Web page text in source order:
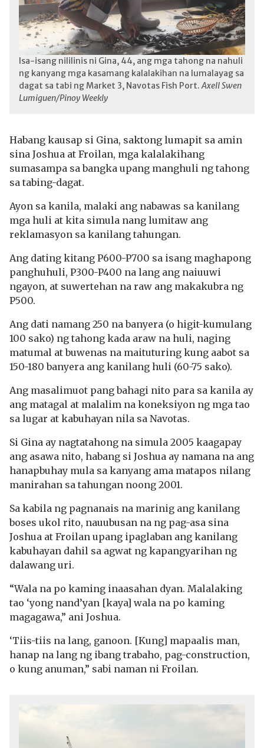
Isa-isang nililinis ni Gina, 44, ang mga tahong na nahuli
ng kanyang mga kasamang kalalakihan na lumalayag sa
dagat sa tabi ng Market 3, Navotas Fish Port.Axell Swen
Lumiguen/Pinoy Weekly
Habang kausap si Gina, saktong lumapit sa amin
sina Joshua at Froilan, mga kalalakihang
sumasampa sa bangka upang manghuli ng tahong
sa tabing-dagat.
Ayon sa kanila, malaki ang nabawas sa kanilang
mga huli at kita simula nang lumitaw ang
reklamasyon sa kanilang tahungan.
Ang dating kitang P600-P700 sa isang maghapong
panghuhuli, P300-P400 na lang ang naiuuwi
ngayon, at suwertehan na raw ang makakubra ng
P500.
Ang dati namang 250 na banyera (o higit-kumulang
100 sako) ng tahong kada araw na huli, naging
matumal at buwenas na maituturing kung aabot sa
150-180 banyera ang kanilang huli (60-75 sako).
Ang masalimuot pang bahagi nito para sa kanila ay
ang matagal at malalim na koneksiyon ng mga tao
sa lugar at kabuhayan nila sa Navotas.
Si Gina ay nagtatahong na simula 2005 kaagapay
ang asawa nito, habang si Joshua ay namana na ang
hanapbuhay mula sa kanyang ama matapos nilang
manirahan sa tahungan noong 2001.
Sa kabila ng pagnanais na marinig ang kanilang
boses ukol rito, nauubusan na ng pag-asa sina
Joshua at Froilan upang ipaglaban ang kanilang
kabuhayan dahil sa agwat ng kapangyarihan ng
dalawang uri.
“Wala na po kaming inaasahan dyan. Malalaking
tao ‘yong nand’yan [kaya] wala na po kaming
magagawa,” ani Joshua.
‘Tiis-tiis na lang, ganoon. [Kung] mapaalis man,
hanap na lang ng ibang trabaho, pag-construction,
o kung anuman,” sabi naman ni Froilan.